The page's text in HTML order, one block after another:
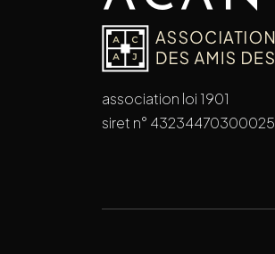
association loi 1901
siret n° 43234470300025